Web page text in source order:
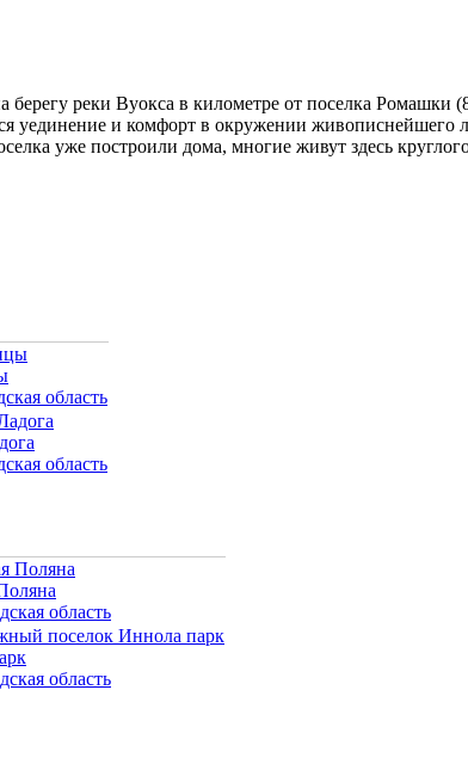
реки Вуокса в километре от поселка Ромашки
уединение и комфорт в окружении живописнейшего
уже построили дома, многие живут здесь
область
область
область
область